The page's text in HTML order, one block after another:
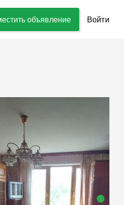
объявление Войти